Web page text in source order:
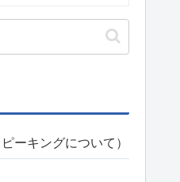
ーキングについて）